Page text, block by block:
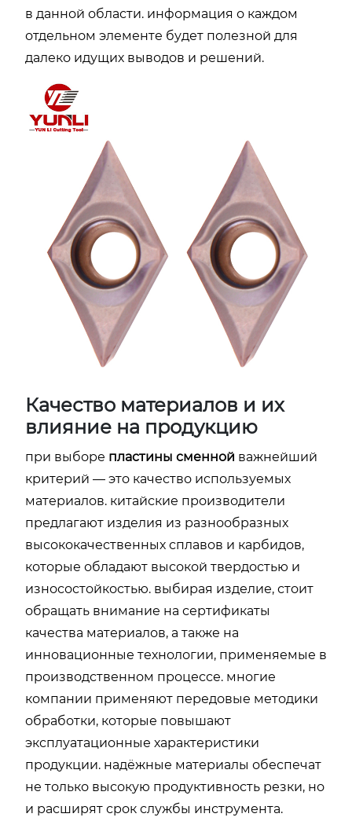
в данной области. информация о каждом
отдельном элементе будет полезной для
далеко идущих выводов и решений.
Качество материалов и их
влияние на продукцию
при выборе пластины сменной важнейший
критерий — это качество используемых
материалов. китайские производители
предлагают изделия из разнообразных
высококачественных сплавов и карбидов,
которые обладают высокой твердостью и
износостойкостью. выбирая изделие, стоит
обращать внимание на сертификаты
качества материалов, а также на
инновационные технологии, применяемые в
производственном процессе. многие
компании применяют передовые методики
обработки, которые повышают
эксплуатационные характеристики
продукции. надёжные материалы обеспечат
не только высокую продуктивность резки, но
и расширят срок службы инструмента.